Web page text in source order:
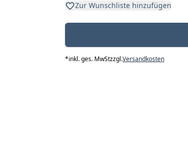
Zur Wunschliste hinzufügen
*inkl. ges. MwStzzgl.Versandkosten